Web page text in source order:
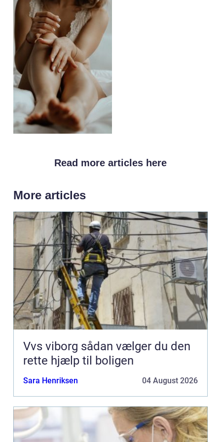
Read more articles here
More articles
Vvs viborg sådan vælger du den
rette hjælp til boligen
Sara Henriksen 04 August 2026